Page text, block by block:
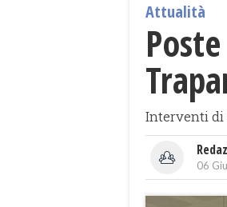
Attualità
Interventi di
06